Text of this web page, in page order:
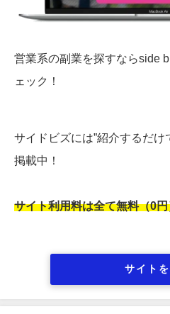
営業系の副業を探すならside
ェック！
サイドビズには”紹介するだけ
掲載中！
サイト利用料は全て無料（0円
サイト